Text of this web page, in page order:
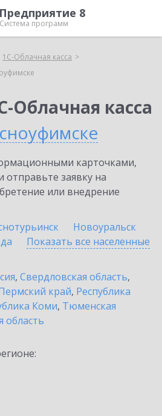
8
Система программ
1С-Облачная касса
Облачная касса
карточками,
отправьте заявку на
или внедрение
Новоуральск
Показать все населенные
, Свердловская область,
край, Республика
Коми, Тюменская
область